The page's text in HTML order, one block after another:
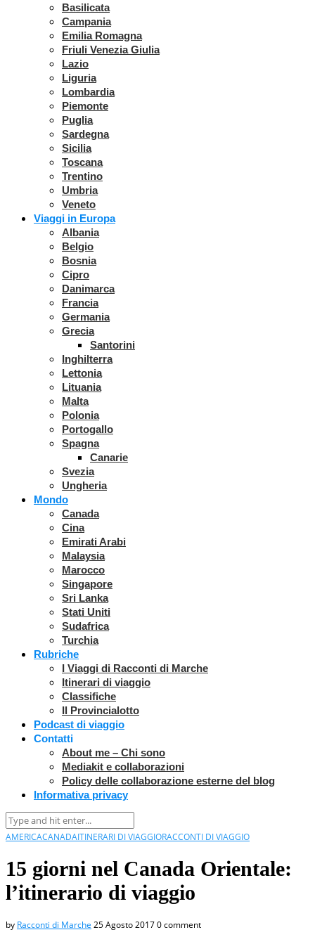
Basilicata
Campania
Emilia Romagna
Friuli Venezia Giulia
Lazio
Liguria
Lombardia
Piemonte
Puglia
Sardegna
Sicilia
Toscana
Trentino
Umbria
Veneto
Viaggi in Europa
Albania
Belgio
Bosnia
Cipro
Danimarca
Francia
Germania
Grecia
Santorini
Inghilterra
Lettonia
Lituania
Malta
Polonia
Portogallo
Spagna
Canarie
Svezia
Ungheria
Mondo
Canada
Cina
Emirati Arabi
Malaysia
Marocco
Singapore
Sri Lanka
Stati Uniti
Sudafrica
Turchia
Rubriche
I Viaggi di Racconti di Marche
Itinerari di viaggio
Classifiche
Il Provincialotto
Podcast di viaggio
Contatti
About me – Chi sono
Mediakit e collaborazioni
Policy delle collaborazione esterne del blog
Informativa privacy
AMERICACANADAITINERARI DI VIAGGIORACCONTI DI VIAGGIO
15 giorni nel Canada Orientale:
l’itinerario di viaggio
by Racconti di Marche 25 Agosto 20170 comment